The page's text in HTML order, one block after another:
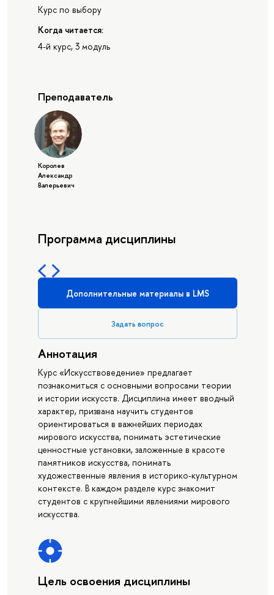
Курс по выбору
Когда читается:
4-й курс, 3 модуль
Преподаватель
Королев
Александр
Валерьевич
Программа дисциплины
Дополнительные материалы в LMS
Задать вопрос
Аннотация
Курс «Искусствоведение» предлагает
познакомиться с основными вопросами теории
и истории искусств. Дисциплина имеет вводный
характер, призвана научить студентов
ориентироваться в важнейших периодах
мирового искусства, понимать эстетические
ценностные установки, заложенные в красоте
памятников искусства, понимать
художественные явления в историко-культурном
контексте. В каждом разделе курс знакомит
студентов с крупнейшими явлениями мирового
искусства.
Цель освоения дисциплины